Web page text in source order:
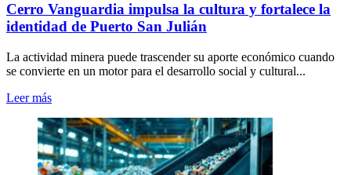
Cerro Vanguardia impulsa la cultura y fortalece la
identidad de Puerto San Julián
La actividad minera puede trascender su aporte económico cuando
se convierte en un motor para el desarrollo social y cultural...
Leer más